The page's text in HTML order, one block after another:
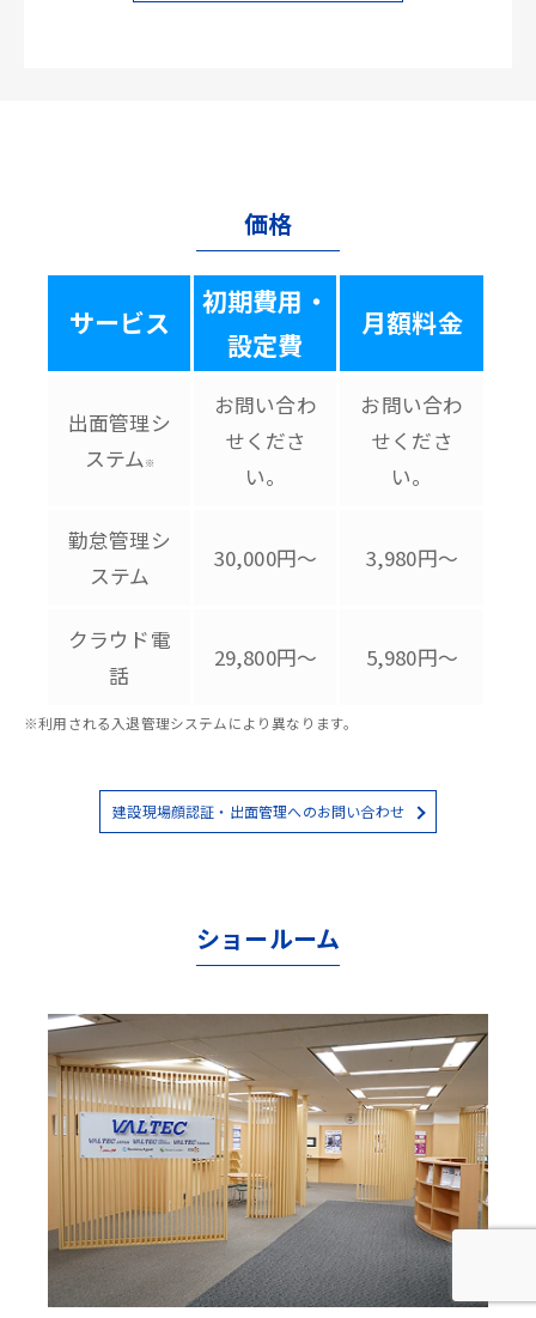
価格
サービス
初期費用・
設定費
月額料金
出面管理シ
ステム ※
お問い合わ
せくださ
い。
お問い合わ
せくださ
い。
勤怠管理シ
ステム
30,000円～ 3,980円～
クラウド電
話
29,800円～ 5,980円～
※利用される入退管理システムにより異なります。
建設現場顔認証・出面管理へのお問い合わせ
ショールーム